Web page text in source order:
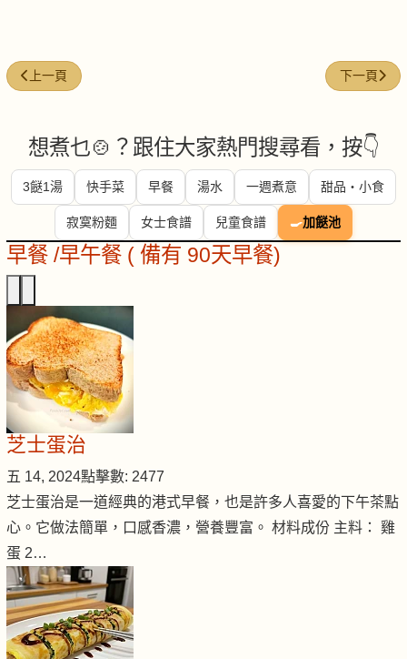
上一篇文章: 大蝦茄子沙律
上一頁 下一篇文章
下一頁
想煮乜🍲？跟住大家熱門搜尋看，按👇
3餸1湯 快手菜 早餐 湯水 一週煮意 甜品・小食
寂寞粉麵 女士食譜 兒童食譜 🍳加餸池
早餐 /早午餐 ( 備有 90天早餐)
芝士蛋治
五 14, 2024點擊數: 2477
芝士蛋治是一道經典的港式早餐，也是許多人喜愛的下午茶點
心。它做法簡單，口感香濃，營養豐富。 材料成份 主料： 雞
蛋 2…